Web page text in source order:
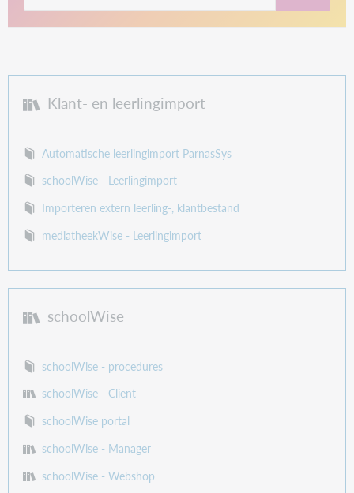
Klant- en leerlingimport
Automatische leerlingimport ParnasSys
schoolWise - Leerlingimport
Importeren extern leerling-, klantbestand
mediatheekWise - Leerlingimport
schoolWise
schoolWise - procedures
schoolWise - Client
schoolWise portal
schoolWise - Manager
schoolWise - Webshop